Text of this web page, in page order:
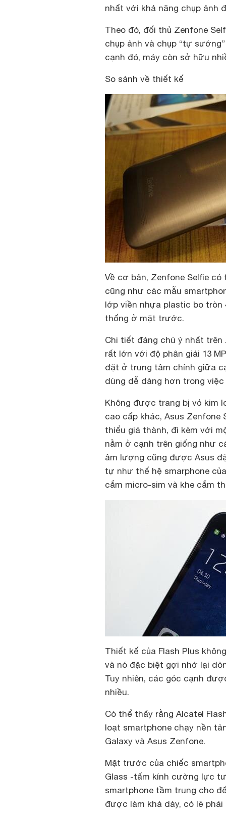
nhất với khả năng chụp ảnh
Theo đó, đối thủ Zenfone
chụp ảnh và chụp “tự
cạnh đó, máy còn sở hữu
So sánh về thiết kế
Về cơ bản, Zenfone Selfie
cũng như các mẫu
lớp viền nhựa plastic bo
thống ở mặt trước.
Chi tiết đáng chú ý nhất
rất lớn với độ phân giải 13
đặt ở trung tâm chính giữa
dùng dễ dàng hơn trong
Không được trang bị vỏ kim
cao cấp khác, Asus Zenfone
thiểu giá thành, đi kèm với
nằm ở cạnh trên giống như
âm lượng cũng được Asus
tự như thế hệ smarphone
cắm micro-sim và khe cắm
Thiết kế của Flash Plus
và nó đặc biệt gợi nhớ lại
Tuy nhiên, các góc cạnh
nhiều.
Có thể thấy rằng Alcatel
loạt smartphone chạy nền
Galaxy và Asus Zenfone.
Mặt trước của chiếc
Glass -tấm kính cường lực
smartphone tầm trung cho
được làm khá dày, có lẽ